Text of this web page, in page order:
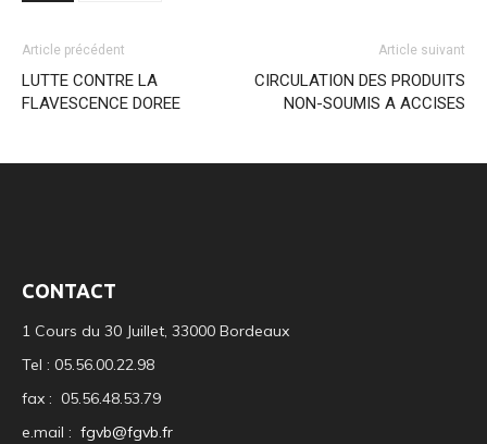
Article précédent
LUTTE CONTRE LA
FLAVESCENCE DOREE
Article suivant
CIRCULATION DES PRODUITS
NON-SOUMIS A ACCISES
CONTACT
1 Cours du 30 Juillet, 33000 Bordeaux
Tel : 05.56.00.22.98
fax : 05.56.48.53.79
e.mail : fgvb@fgvb.fr